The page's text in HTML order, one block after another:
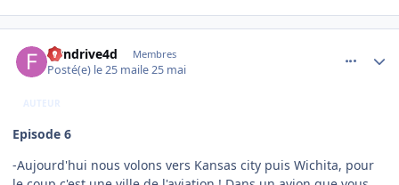
flyndrive4d Membres
Posté(e) le 25 maile 25 mai
AUTEUR
Episode 6
-Aujourd'hui nous volons vers Kansas city puis Wichita, pour